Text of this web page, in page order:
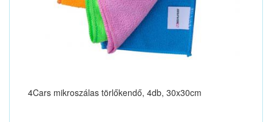
4Cars mikroszálas törlőkendő, 4db, 30x30cm